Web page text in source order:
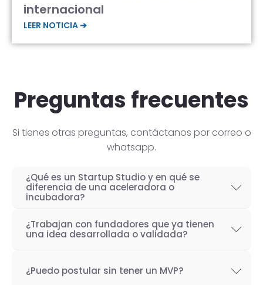
internacional
LEER NOTICIA ➔
Preguntas frecuentes
Si tienes otras preguntas, contáctanos por correo o
whatsapp.
¿Qué es un Startup Studio y en qué se
diferencia de una aceleradora o
incubadora?
Un Startup Studio es una organización capaz
de construir startups de manera iterativa,
con experiencia. También se les conoce
¿Trabajan con fundadores que ya tienen
una idea desarrollada o validada?
Startup Studio es lograr un proceso iterativo
¿Puedo postular sin tener un MVP?